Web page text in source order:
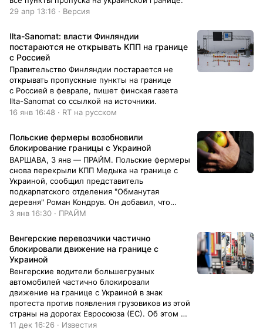
29 апр 13:16 · Версия
Ilta-Sanomat: власти Финляндии
постараются не открывать КПП на границе
с Россией
Правительство Финляндии постарается не
открывать пропускные пункты на границе
с Россией в феврале, пишет финская газета
Ilta-Sanomat со ссылкой на источники.
16 янв 16:48 · RT на русском
Польские фермеры возобновили
блокирование границы с Украиной
ВАРШАВА, 3 янв — ПРАЙМ. Польские фермеры
снова перекрыли КПП Медыка на границе с
Украиной, сообщил представитель
подкарпатского отделения "Обманутая
деревня" Роман Кондрув. Он добавил, что
письмо от министра сельского хозяйства с...
3 янв 16:30 · ПРАЙМ
Венгерские перевозчики частично
блокировали движение на границе с
Украиной
Венгерские водители большегрузных
автомобилей частично блокировали
движение на границе с Украиной в знак
протеста против появления грузовиков из этой
страны на дорогах Евросоюза (ЕС). Об этом 11
декабря сообщил портал Trans.Info.
11 дек 16:26 · Известия